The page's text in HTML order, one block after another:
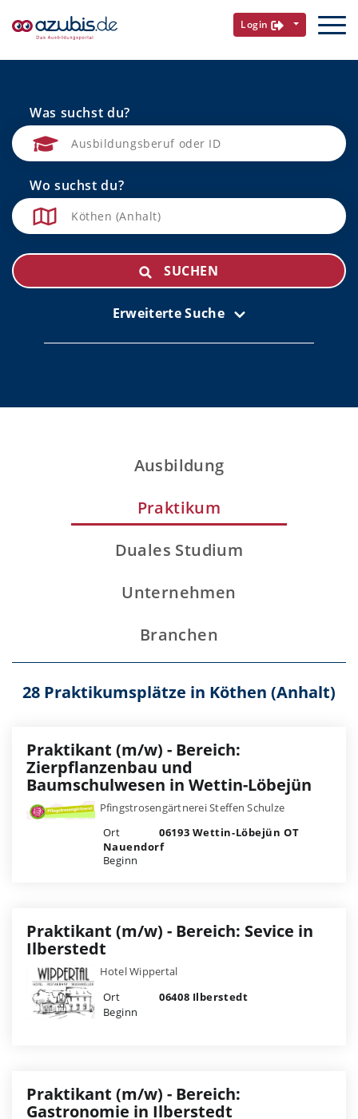
Login
Was suchst du?
Wo suchst du?
SUCHEN
Erweiterte Suche
Ausbildung
Praktikum
Duales Studium
Unternehmen
Branchen
28 Praktikumsplätze in Köthen (Anhalt)
Praktikant (m/w) - Bereich:
Zierpflanzenbau und
Baumschulwesen in Wettin-Löbejün
Pfingstrosengärtnerei Steffen Schulze
Ort
06193 Wettin-Löbejün OT
Nauendorf
Beginn
Praktikant (m/w) - Bereich: Sevice in
Ilberstedt
Hotel Wippertal
Ort
06408 Ilberstedt
Beginn
Praktikant (m/w) - Bereich:
Gastronomie in Ilberstedt